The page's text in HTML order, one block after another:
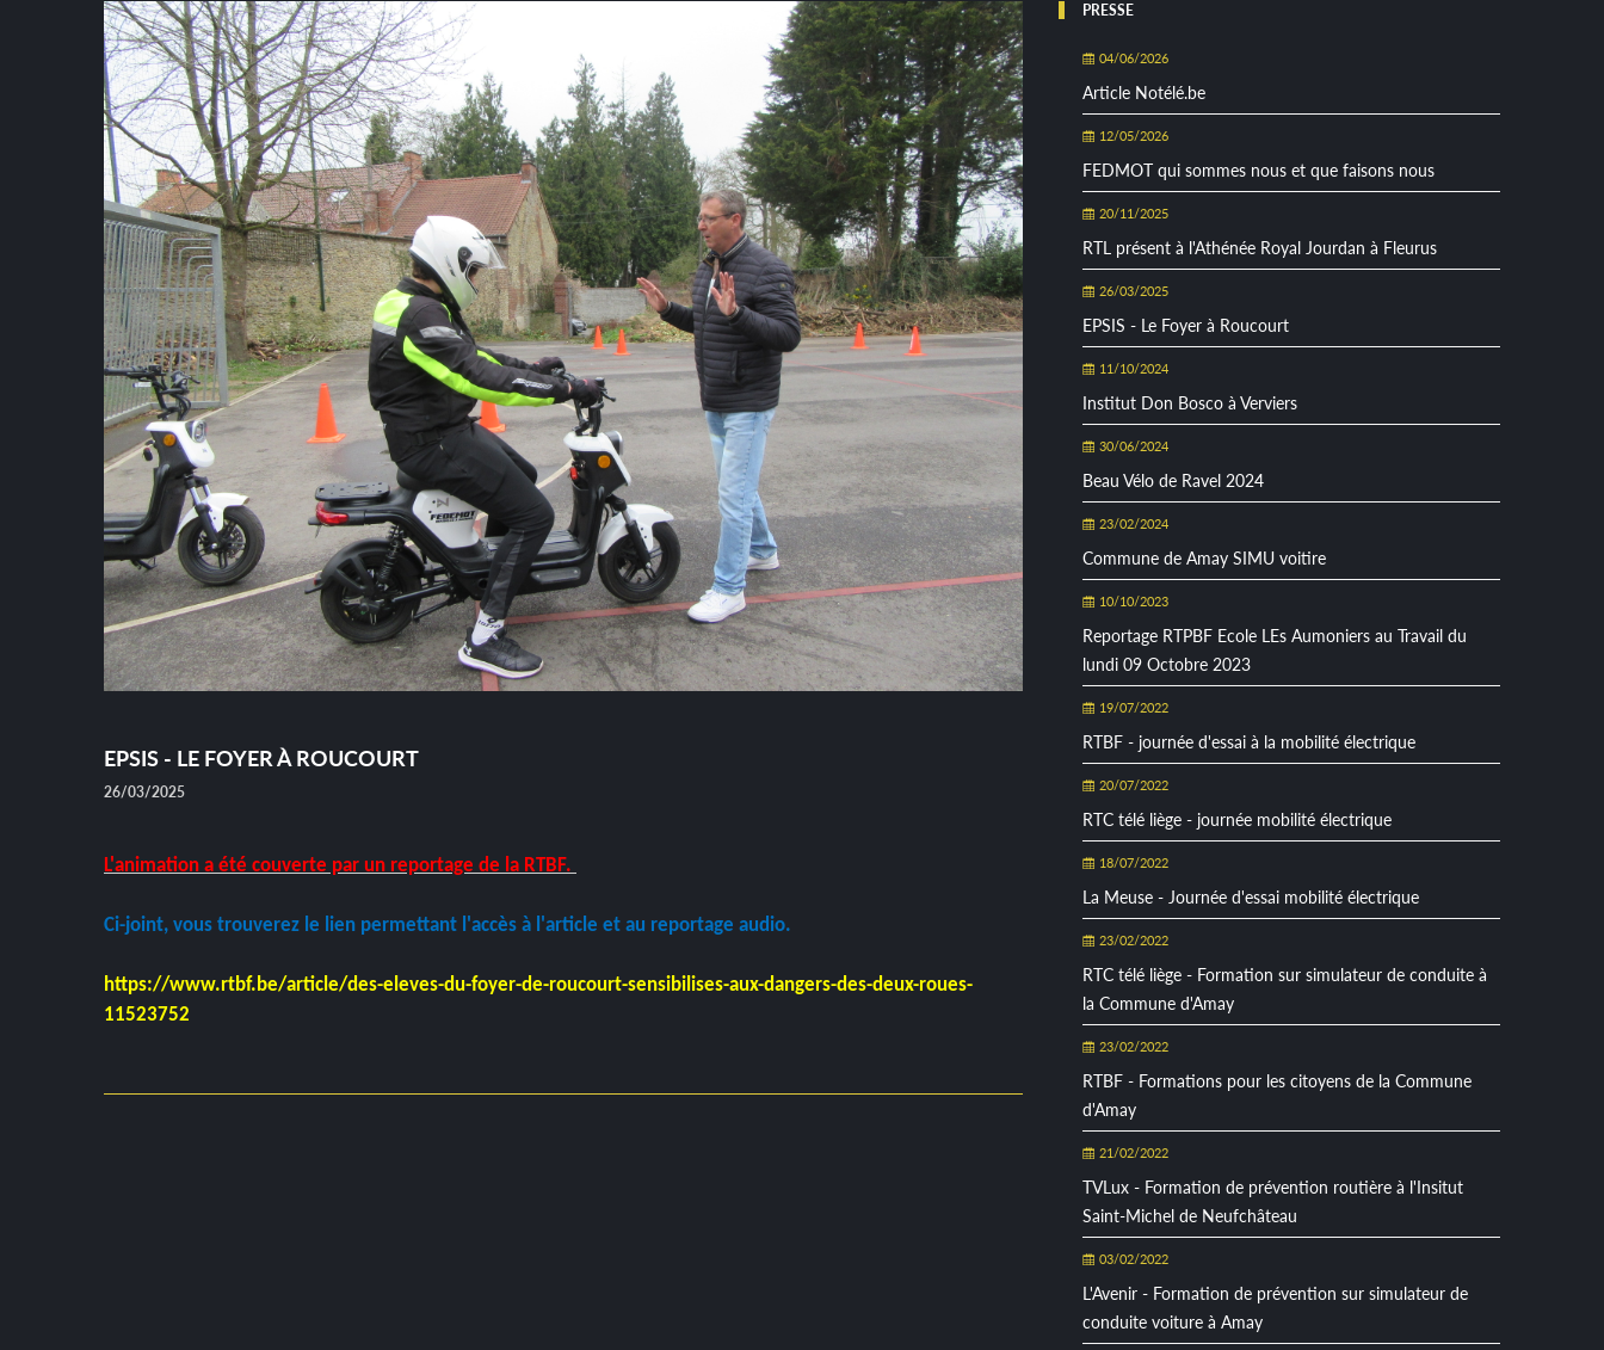
EPSIS - LE FOYER À ROUCOURT
26/03/2025
L'animation a été couverte par un reportage de la RTBF.
Ci-joint, vous trouverez le lien permettant l'accès à l'article et au reportage audio.
https://www.rtbf.be/article/des-eleves-du-foyer-de-roucourt-sensibilises-aux-dangers-des-deux-roues-
11523752
PRESSE
04/06/2026
Article Notélé.be
12/05/2026
FEDMOT qui sommes nous et que faisons nous
20/11/2025
RTL présent à l'Athénée Royal Jourdan à Fleurus
26/03/2025
EPSIS - Le Foyer à Roucourt
11/10/2024
Institut Don Bosco à Verviers
30/06/2024
Beau Vélo de Ravel 2024
23/02/2024
Commune de Amay SIMU voitire
10/10/2023
Reportage RTPBF Ecole LEs Aumoniers au Travail du
lundi 09 Octobre 2023
19/07/2022
RTBF - journée d'essai à la mobilité électrique
20/07/2022
RTC télé liège - journée mobilité électrique
18/07/2022
La Meuse - Journée d'essai mobilité électrique
23/02/2022
RTC télé liège - Formation sur simulateur de conduite à
la Commune d'Amay
23/02/2022
RTBF - Formations pour les citoyens de la Commune
d'Amay
21/02/2022
TVLux - Formation de prévention routière à l'Insitut
Saint-Michel de Neufchâteau
03/02/2022
L'Avenir - Formation de prévention sur simulateur de
conduite voiture à Amay